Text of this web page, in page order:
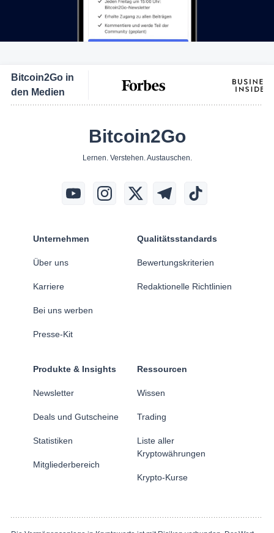
Bitcoin2Go in
den Medien
Bitcoin2Go
Lernen. Verstehen. Austauschen.
Unternehmen
Über uns
Karriere
Bei uns werben
Presse-Kit
Qualitätsstandards
Bewertungskriterien
Redaktionelle Richtlinien
Produkte & Insights
Newsletter
Deals und Gutscheine
Statistiken
Mitgliederbereich
Ressourcen
Wissen
Trading
Liste aller
Kryptowährungen
Krypto-Kurse